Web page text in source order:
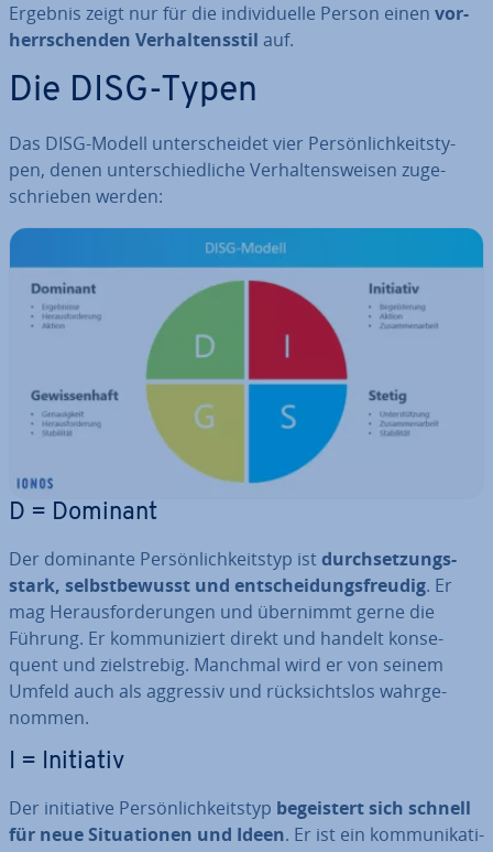
Ergebnis zeigt nur für die in­di­vi­du­el­le Person einen vor­
herr­schen­den Ver­hal­tens­stil auf.
Die DISG-Typen
Das DISG-Modell un­ter­schei­det vier Per­sön­lich­keits­ty­
pen, denen un­ter­schied­li­che Ver­hal­tens­wei­sen zu­ge­
schrie­ben werden:
D = Dominant
Der dominante Per­sön­lich­keits­typ istdurch­set­zungs­
stark, selbst­be­wusst und ent­schei­dungs­freu­dig. Er
mag Her­aus­for­de­run­gen und übernimmt gerne die
Führung. Er kom­mu­ni­ziert direkt und handelt kon­se­
quent und ziel­stre­big. Manchmal wird er von seinem
Umfeld auch als aggressiv und rück­sichts­los wahr­ge­
nom­men.
I = Initiativ
Der in­itia­ti­ve Per­sön­lich­keits­typ be­geis­tert sich schnell
für neue Si­tua­tio­nen und Ideen. Er ist ein kom­mu­ni­ka­ti­